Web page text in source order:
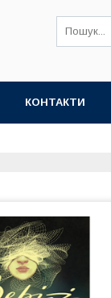
КОНТАКТИ